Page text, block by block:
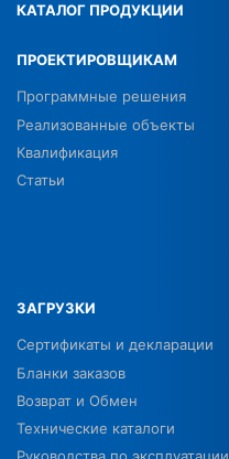
КАТАЛОГ ПРОДУКЦИИ
ПРОЕКТИРОВЩИКАМ
Программные решения
Реализованные объекты
Квалификация
Статьи
ЗАГРУЗКИ
Сертификаты и декларации
Бланки заказов
Возврат и Обмен
Технические каталоги